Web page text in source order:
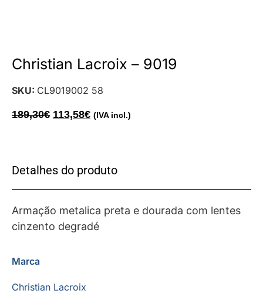
Christian Lacroix – 9019
SKU: CL9019002 58
189,30€ 113,58€ (IVA incl.)
Detalhes do produto
Armação metalica preta e dourada com lentes
cinzento degradé
Marca
Christian Lacroix